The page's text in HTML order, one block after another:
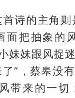
首诗的主角
面把抽象的
妹妹跟风捉
”，蔡皋没
带来的一切